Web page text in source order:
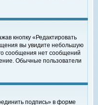
кнопку «Редактировать
вы увидите небольшую
сообщения нет сообщений
Обычные пользователи
подпись» в форме